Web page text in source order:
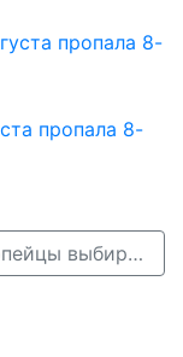
пропала 8-
Европейцы выбирают Нижегородчину: более 530 человек хотят переехать в регион →